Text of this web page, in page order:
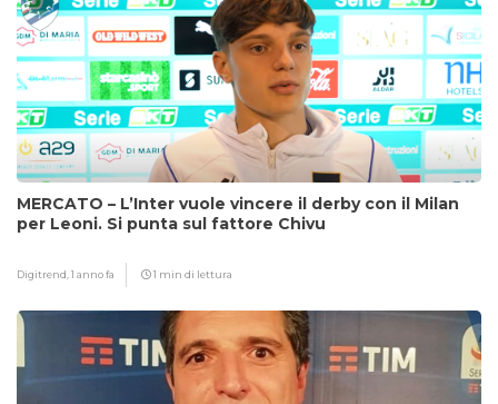
MERCATO – L’Inter vuole vincere il derby con il Milan
per Leoni. Si punta sul fattore Chivu
Digitrend,1 anno fa 1 min di lettura